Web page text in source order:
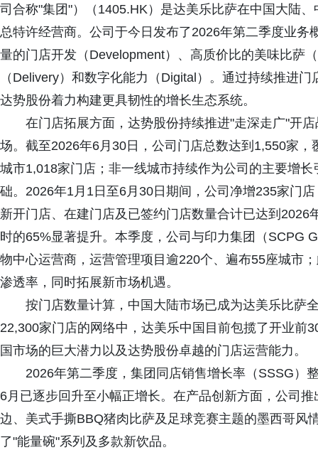
司合称"集团"）（1405.HK）是达美乐比萨在中国大陆
总特许经营商。公司于今日发布了2026年第二季度业
量的门店开发（Development）、高质价比的美味比萨
（Delivery）和数字化能力（Digital）。通过持续推进
达势股份着力构建更具韧性的增长生态系统。
在门店拓展方面，达势股份持续推进"走深走广"开
场。截至2026年6月30日，公司门店总数达到1,550家
城市1,018家门店；非一线城市持续作为公司的主要增
础。2026年1月1日至6月30日期间，公司净增235家门
新开门店、在建门店及已签约门店数量合计已达到
时的65%显著提升。本季度，公司与印力集团（SCPG
物中心运营商，运营管理项目逾220个、遍布55座城市
渗透率，同时拓展新市场机遇。
按门店数量计算，中国大陆市场已成为达美乐比萨
22,300家门店的网络中，达美乐中国目前包揽了开业前
国市场的巨大潜力以及达势股份卓越的门店运营能力。
2026年第二季度，集团同店销售增长率（SSSG）
6月已逐步回升至小幅正增长。在产品创新方面，公司
边、美式手撕BBQ猪肉比萨及足球竞赛主题的墨西哥风
了"能量碗"系列及多款新饮品。